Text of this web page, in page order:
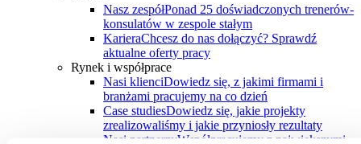
Nasz zespółPonad 25 doświadczonych trenerów-
konsulatów w zespole stałym
KarieraChcesz do nas dołączyć? Sprawdź
aktualne oferty pracy
Rynek i współprace
Nasi klienciDowiedz się, z jakimi firmami i
branżami pracujemy na co dzień
Case studiesDowiedz się, jakie projekty
zrealizowaliśmy i jakie przyniosły rezultaty
Nasi partnerzyWspółpracujemy z największymi